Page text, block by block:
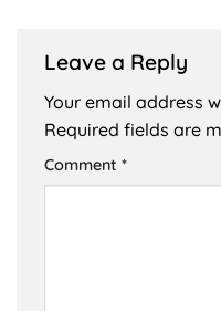
Leave a Reply
Your email address
Required fields are
Comment *